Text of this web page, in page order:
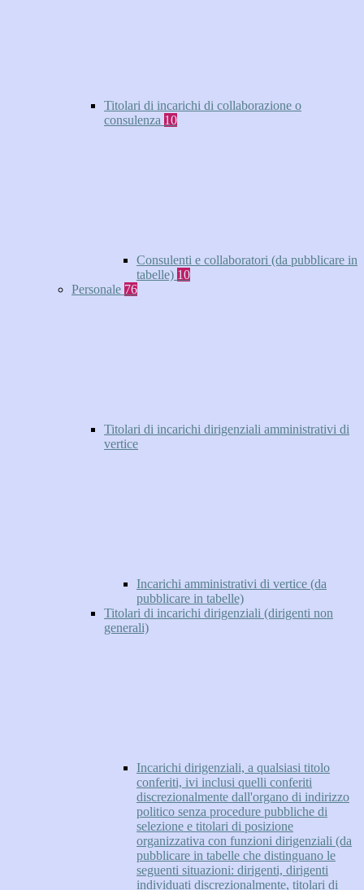
Titolari di incarichi di collaborazione o
consulenza 10
Consulenti e collaboratori (da pubblicare in
tabelle) 10
Personale 76
Titolari di incarichi dirigenziali amministrativi di
vertice
Incarichi amministrativi di vertice (da
pubblicare in tabelle)
Titolari di incarichi dirigenziali (dirigenti non
generali)
Incarichi dirigenziali, a qualsiasi titolo
conferiti, ivi inclusi quelli conferiti
discrezionalmente dall'organo di indirizzo
politico senza procedure pubbliche di
selezione e titolari di posizione
organizzativa con funzioni dirigenziali (da
pubblicare in tabelle che distinguano le
seguenti situazioni: dirigenti, dirigenti
individuati discrezionalmente, titolari di